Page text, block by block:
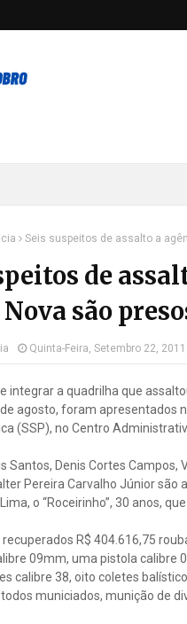
Seis suspeitos de assalto a
de
são
Quinta-Feira, Setembro 22, 2011
integrar a quadrilha que
de agosto, foram
(SSP), no Centro
Santos, Denis Cortes Campos,
Pereira Carvalho Júnior
o “Roceirinho”, 30 anos,
R$ 404.616,75
09mm, uma pistola calibre
calibre 38, oito coletes
municiados, munição de